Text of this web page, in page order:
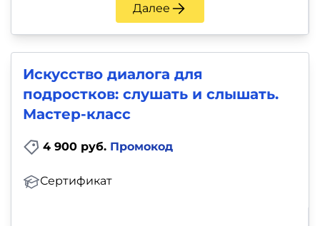
Далее
Искусство диалога для
подростков: слушать и слышать.
Мастер-класс
4 900 руб. Промокод
Сертификат